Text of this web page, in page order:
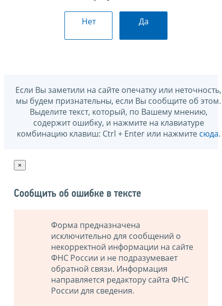
Нет Да
Если Вы заметили на сайте опечатку или неточность,
мы будем признательны, если Вы сообщите об этом.
Выделите текст, который, по Вашему мнению,
содержит ошибку, и нажмите на клавиатуре
комбинацию клавиш: Ctrl + Enter или нажмите сюда.
×
Сообщить об ошибке в тексте
Форма предназначена
исключительно для сообщений о
некорректной информации на сайте
ФНС России и не подразумевает
обратной связи. Информация
направляется редактору сайта ФНС
России для сведения.